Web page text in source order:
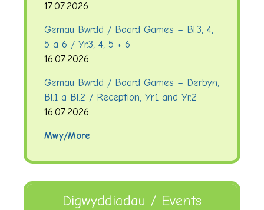
17.07.2026
Gemau Bwrdd / Board Games – Bl.3, 4,
5 a 6 / Yr.3, 4, 5 + 6
16.07.2026
Gemau Bwrdd / Board Games – Derbyn,
Bl.1 a Bl.2 / Reception, Yr.1 and Yr.2
16.07.2026
Mwy/More
Digwyddiadau / Events